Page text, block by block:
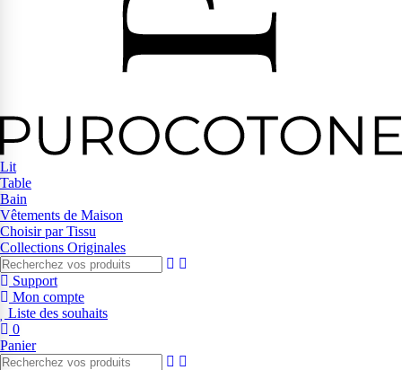
Lit
Table
Bain
Vêtements de Maison
Choisir par Tissu
Collections Originales
Support
Mon compte
Liste des souhaits
0
Panier